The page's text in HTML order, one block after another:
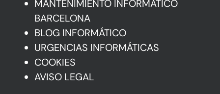
MANTENIMIENTO INFORMÁTICO
BARCELONA
BLOG INFORMÁTICO
URGENCIAS INFORMÁTICAS
COOKIES
AVISO LEGAL